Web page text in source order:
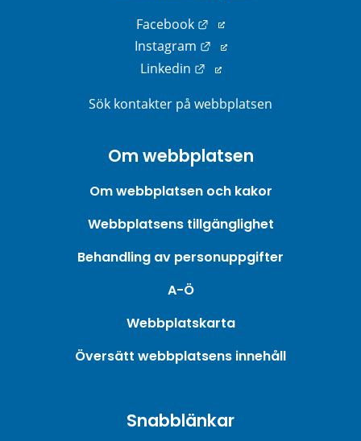
Facebook
Länk till annan
Instagram
Länk till annan
Linkedin
Länk till annan webbplats.
Sök kontakter på webbplatsen
Om webbplatsen
Om webbplatsen och kakor
Webbplatsens tillgänglighet
Behandling av personuppgifter
A-Ö
Webbplatskarta
Översätt webbplatsens innehåll
Snabblänkar